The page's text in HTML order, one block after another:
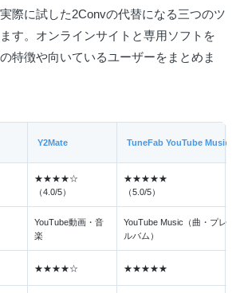
際に試した2Convの代替になる三つのツ
す。オンラインサイトと専用ソフトを
特徴や向いているユーザーをまとめま
Y2Mate TuneFab YouTube Music変
★★★★☆
（4.0/5）
★★★★★
（5.0/5）
YouTube動画・音
楽
YouTube Music（曲・プレイ
ルバム）
★★★★☆ ★★★★★